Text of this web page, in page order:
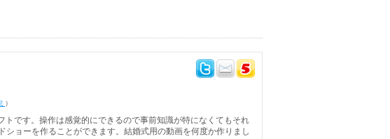
）
トです。操作は感覚的にできるので事前知識が特になくてもそれ
ショーを作ることができます。結婚式用の動画を何度か作りまし